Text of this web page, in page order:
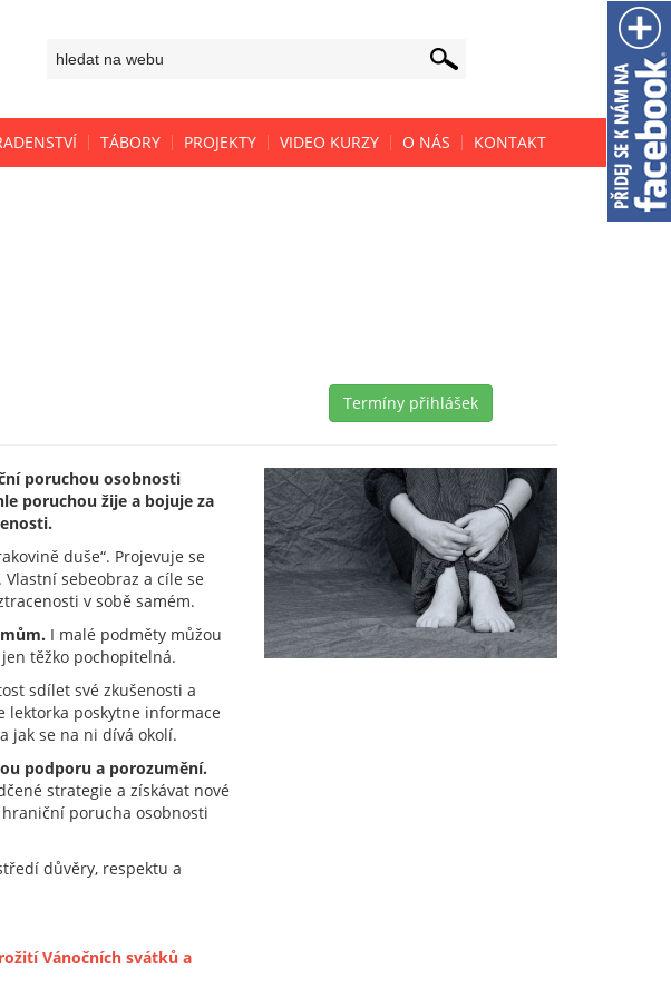
TÁBORY PROJEKTY VIDEO KURZY O NÁS KONTAKT
Termíny přihlášek
poruchou osobnosti
poruchou žije a bojuje za
duše“. Projevuje se
sebeobraz a cíle se
v sobě samém.
I malé podměty můžou
těžko pochopitelná.
sdílet své zkušenosti a
lektorka poskytne informace
jak se na ni dívá okolí.
podporu a porozumění.
strategie a získávat nové
porucha osobnosti
důvěry, respektu a
Vánočních svátků a